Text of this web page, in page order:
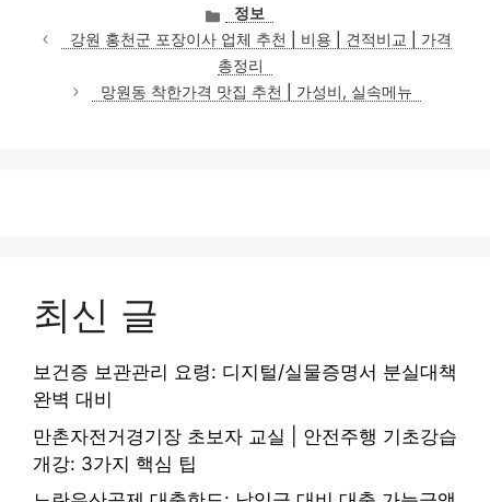
카
테
고
리
정보
강원 홍천군 포장이사 업체 추천 | 비용 | 견적비교 | 가격
총정리
망원동 착한가격 맛집 추천 | 가성비, 실속메뉴
최신 글
보건증 보관관리 요령: 디지털/실물증명서 분실대책
완벽 대비
만촌자전거경기장 초보자 교실 | 안전주행 기초강습
개강: 3가지 핵심 팁